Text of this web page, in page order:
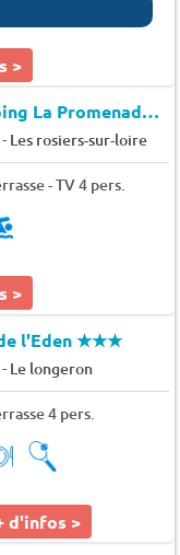
>
Flower Camping La Promenade
- Les rosiers-sur-loire
- TV 4 pers.
>
l'Eden★★★
- Le longeron
4 pers.
d'infos >